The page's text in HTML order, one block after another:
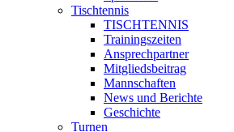
Tischtennis
TISCHTENNIS
Trainingszeiten
Ansprechpartner
Mitgliedsbeitrag
Mannschaften
News und Berichte
Geschichte
Turnen